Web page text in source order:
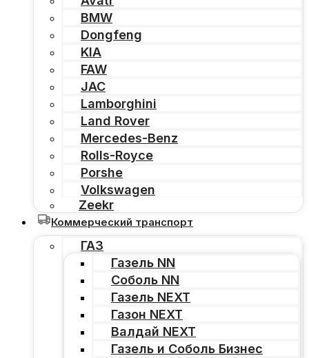
BMW
Dongfeng
KIA
FAW
JAC
Lamborghini
Land Rover
Mercedes-Benz
Rolls-Royce
Porshe
Volkswagen
Zeekr
Коммерческий транспорт
ГАЗ
Газель NN
Соболь NN
Газель NEXT
Газон NEXT
Валдай NEXT
Газель и Соболь Бизнес